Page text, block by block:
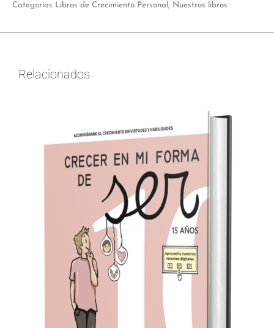
Categorías Libros de Crecimiento Personal , Nuestros libros
Relacionados